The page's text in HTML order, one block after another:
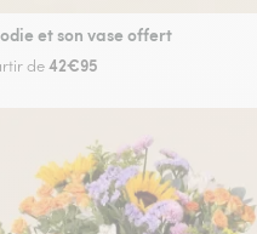
et son vase offert
de42€95